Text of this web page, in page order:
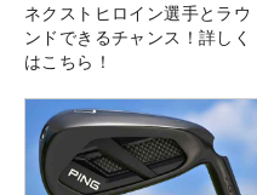
ネクストヒロイン選手とラウ
ンドできるチャンス！詳しく
はこちら！